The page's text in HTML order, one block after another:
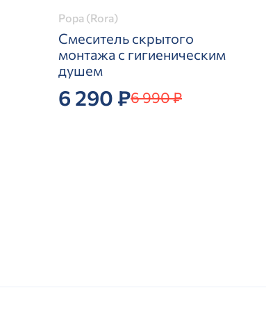
Рора (Rora)
Смеситель скрытого
монтажа с гигиеническим
душем
6 290 ₽6 990 ₽